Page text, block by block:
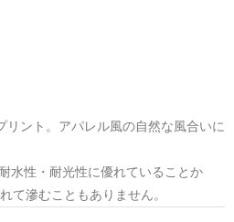
リント。アパレル風の自然な風合いに
水性・耐光性に優れていることか
て滲むこともありません。